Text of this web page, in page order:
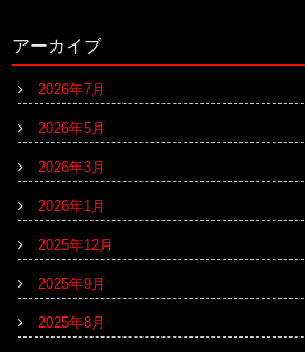
アーカイブ
2026年7月
2026年5月
2026年3月
2026年1月
2025年12月
2025年9月
2025年8月